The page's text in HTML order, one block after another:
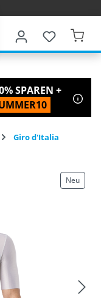
SPAREN +
Giro d'Italia
Neu